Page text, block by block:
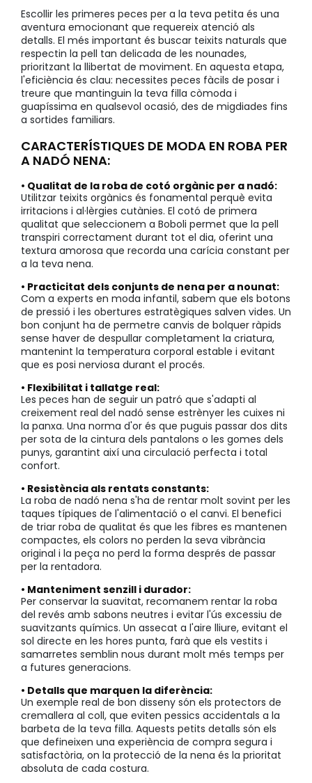
Escollir les primeres peces per a la teva petita és una
aventura emocionant que requereix atenció als
detalls. El més important és buscar teixits naturals que
respectin la pell tan delicada de les nounades,
prioritzant la llibertat de moviment. En aquesta etapa,
l'eficiència és clau: necessites peces fàcils de posar i
treure que mantinguin la teva filla còmoda i
guapíssima en qualsevol ocasió, des de migdiades fins
a sortides familiars.
CARACTERÍSTIQUES DE MODA EN ROBA PER
A NADÓ NENA:
• Qualitat de la roba de cotó orgànic per a nadó:
Utilitzar teixits orgànics és fonamental perquè evita
irritacions i al·lèrgies cutànies. El cotó de primera
qualitat que seleccionem a Boboli permet que la pell
transpiri correctament durant tot el dia, oferint una
textura amorosa que recorda una carícia constant per
a la teva nena.
• Practicitat dels conjunts de nena per a nounat:
Com a experts en moda infantil, sabem que els botons
de pressió i les obertures estratègiques salven vides. Un
bon conjunt ha de permetre canvis de bolquer ràpids
sense haver de despullar completament la criatura,
mantenint la temperatura corporal estable i evitant
que es posi nerviosa durant el procés.
• Flexibilitat i tallatge real:
Les peces han de seguir un patró que s'adapti al
creixement real del nadó sense estrènyer les cuixes ni
la panxa. Una norma d'or és que puguis passar dos dits
per sota de la cintura dels pantalons o les gomes dels
punys, garantint així una circulació perfecta i total
confort.
• Resistència als rentats constants:
La roba de nadó nena s'ha de rentar molt sovint per les
taques típiques de l'alimentació o el canvi. El benefici
de triar roba de qualitat és que les fibres es mantenen
compactes, els colors no perden la seva vibrància
original i la peça no perd la forma després de passar
per la rentadora.
• Manteniment senzill i durador:
Per conservar la suavitat, recomanem rentar la roba
del revés amb sabons neutres i evitar l'ús excessiu de
suavitzants químics. Un assecat a l'aire lliure, evitant el
sol directe en les hores punta, farà que els vestits i
samarretes semblin nous durant molt més temps per
a futures generacions.
• Detalls que marquen la diferència:
Un exemple real de bon disseny són els protectors de
cremallera al coll, que eviten pessics accidentals a la
barbeta de la teva filla. Aquests petits detalls són els
que defineixen una experiència de compra segura i
satisfactòria, on la protecció de la nena és la prioritat
absoluta de cada costura.